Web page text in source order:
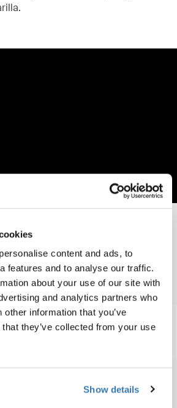
content and ads, to
features and to analyse our traffic.
about your use of our site with
and analytics partners who
information that you’ve
they’ve collected from your use
Show details
luettelo 2002